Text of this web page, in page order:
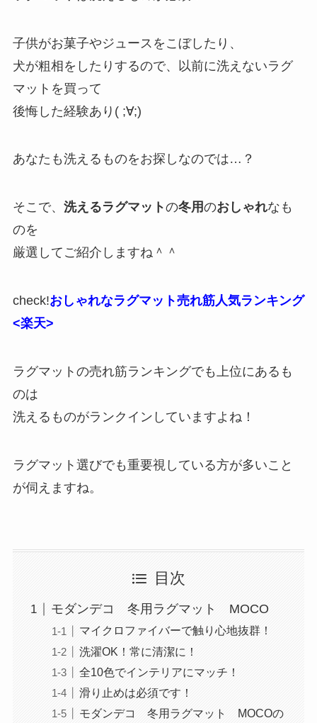
子供がお菓子やジュースをこぼしたり、
犬が粗相をしたりするので、以前に洗えないラグ
マットを買って
後悔した経験あり( ;∀;)
あなたも洗えるものをお探しなのでは…？
そこで、 洗えるラグマットの冬用のおしゃれなも
のを
厳選してご紹介しますね＾＾
check!おしゃれなラグマット売れ筋人気ランキング
<楽天>
ラグマットの売れ筋ランキングでも上位にあるも
のは
洗えるものがランクインしていますよね！
ラグマット選びでも重要視している方が多いこと
が伺えますね。
目次
モダンデコ 冬用ラグマット MOCO
マイクロファイバーで触り心地抜群！
洗濯OK！常に清潔に！
全10色でインテリアにマッチ！
滑り止めは必須です！
モダンデコ 冬用ラグマット MOCOの